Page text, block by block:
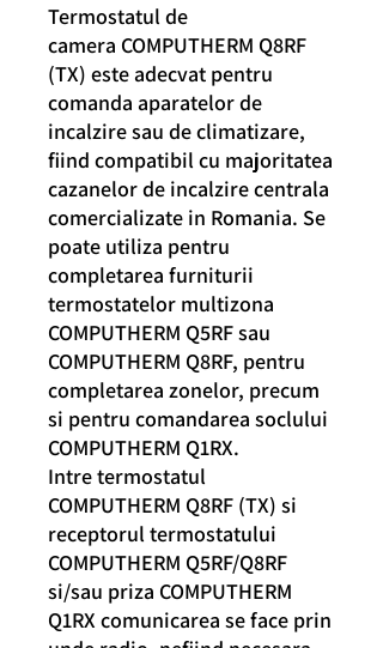
Termostatul de
camera COMPUTHERM Q8RF
(TX) este adecvat pentru
comanda aparatelor de
incalzire sau de climatizare,
fiind compatibil cu majoritatea
cazanelor de incalzire centrala
comercializate in Romania. Se
poate utiliza pentru
completarea furniturii
termostatelor multizona
COMPUTHERM Q5RF sau
COMPUTHERM Q8RF, pentru
completarea zonelor, precum
si pentru comandarea soclului
COMPUTHERM Q1RX.
Intre termostatul
COMPUTHERM Q8RF (TX) si
receptorul termostatului
COMPUTHERM Q5RF/Q8RF
si/sau priza COMPUTHERM
Q1RX comunicarea se face prin